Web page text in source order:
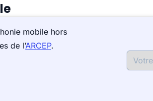
mobile hors
de l’ARCEP.